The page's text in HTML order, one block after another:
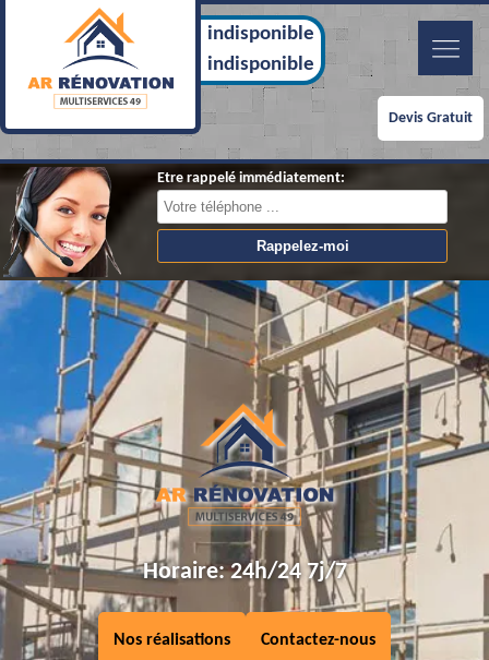
indisponible
indisponible
Devis Gratuit
Etre rappelé immédiatement:
Horaire: 24h/24 7j/7
Nos réalisations Contactez-nous